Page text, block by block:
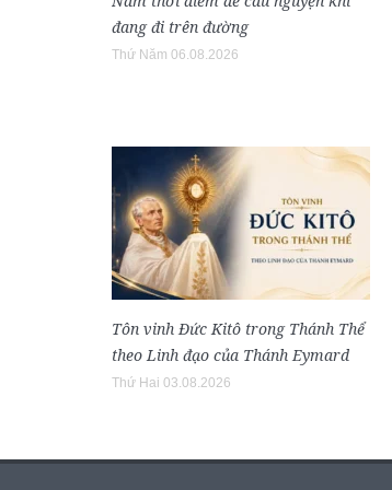
đang đi trên đường
Thứ Năm 06.08.2026
Tôn vinh Đức Kitô trong Thánh Thể
theo Linh đạo của Thánh Eymard
Thứ Hai 03.08.2026